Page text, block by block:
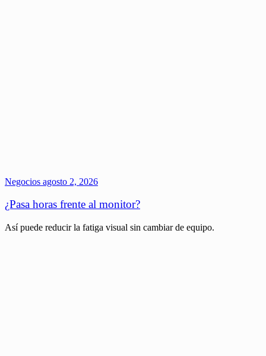
Negocios agosto 2, 2026
¿Pasa horas frente al monitor?
Así puede reducir la fatiga visual sin cambiar de equipo.